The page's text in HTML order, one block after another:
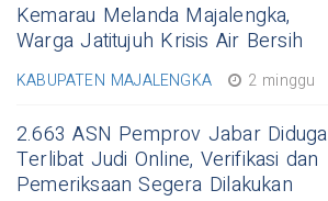
Kemarau Melanda Majalengka,
Warga Jatitujuh Krisis Air Bersih
KABUPATEN MAJALENGKA 2 minggu
2.663 ASN Pemprov Jabar Diduga
Terlibat Judi Online, Verifikasi dan
Pemeriksaan Segera Dilakukan